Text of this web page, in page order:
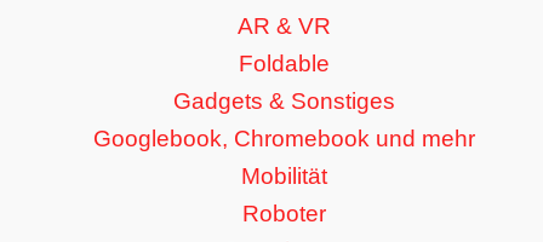
AR & VR
Foldable
Gadgets & Sonstiges
Googlebook, Chromebook und mehr
Mobilität
Roboter